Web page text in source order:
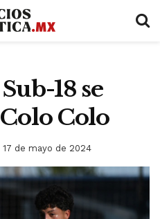
18 se
Colo
17 de mayo de 2024